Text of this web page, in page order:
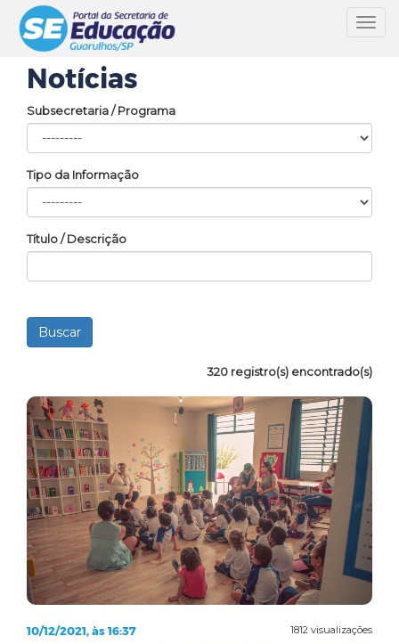
Notícias
Subsecretaria / Programa
Tipo da Informação
Título / Descrição
320 registro(s) encontrado(s)
1812 visualizações
10/12/2021, às 16:37